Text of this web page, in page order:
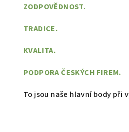
ZODPOVĚDNOST.
TRADICE.
KVALITA.
PODPORA ČESKÝCH FIREM.
To jsou naše hlavní body při